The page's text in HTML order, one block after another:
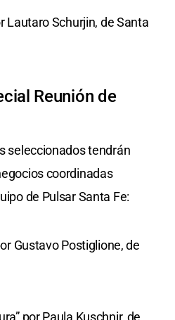
Lautaro Schurjin, de Santa
Reunión de
seleccionados tendrán
coordinadas
de Pulsar Santa Fe:
Gustavo Postiglione, de
por Paula Kuschnir, de